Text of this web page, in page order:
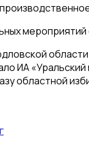
ИА
областной